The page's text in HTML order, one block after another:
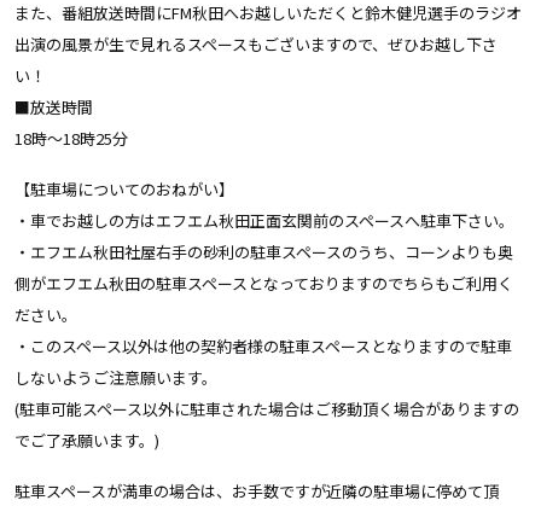
また、番組放送時間にFM秋田へお越しいただくと鈴木健児選手のラジオ
出演の風景が生で見れるスペースもございますので、ぜひお越し下さ
い！
■放送時間
18時～18時25分
【駐車場についてのおねがい】
・車でお越しの方はエフエム秋田正面玄関前のスペースへ駐車下さい。
・エフエム秋田社屋右手の砂利の駐車スペースのうち、コーンよりも奥
側がエフエム秋田の駐車スペースとなっておりますのでちらもご利用く
ださい。
・このスペース以外は他の契約者様の駐車スペースとなりますので駐車
しないようご注意願います。
(駐車可能スペース以外に駐車された場合はご移動頂く場合がありますの
でご了承願います。)
駐車スペースが満車の場合は、お手数ですが近隣の駐車場に停めて頂